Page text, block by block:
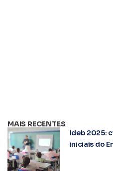
MAIS RECENTES
Ideb 2025:
iniciais do